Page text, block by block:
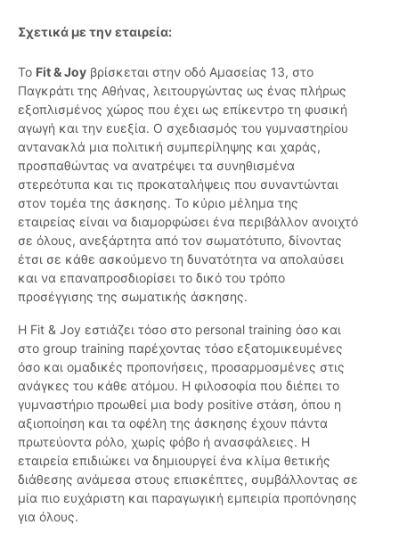
Σχετικά με την εταιρεία:
Το Fit & Joy βρίσκεται στην οδό Αμασείας 13, στο
Παγκράτι της Αθήνας, λειτουργώντας ως ένας πλήρως
εξοπλισμένος χώρος που έχει ως επίκεντρο τη φυσική
αγωγή και την ευεξία. Ο σχεδιασμός του γυμναστηρίου
αντανακλά μια πολιτική συμπερίληψης και χαράς,
προσπαθώντας να ανατρέψει τα συνηθισμένα
στερεότυπα και τις προκαταλήψεις που συναντώνται
στον τομέα της άσκησης. Το κύριο μέλημα της
εταιρείας είναι να διαμορφώσει ένα περιβάλλον ανοιχτό
σε όλους, ανεξάρτητα από τον σωματότυπο, δίνοντας
έτσι σε κάθε ασκούμενο τη δυνατότητα να απολαύσει
και να επαναπροσδιορίσει το δικό του τρόπο
προσέγγισης της σωματικής άσκησης.
Η Fit & Joy εστιάζει τόσο στο personal training όσο και
στο group training παρέχοντας τόσο εξατομικευμένες
όσο και ομαδικές προπονήσεις, προσαρμοσμένες στις
ανάγκες του κάθε ατόμου. Η φιλοσοφία που διέπει το
γυμναστήριο προωθεί μια body positive στάση, όπου η
αξιοποίηση και τα οφέλη της άσκησης έχουν πάντα
πρωτεύοντα ρόλο, χωρίς φόβο ή ανασφάλειες. Η
εταιρεία επιδιώκει να δημιουργεί ένα κλίμα θετικής
διάθεσης ανάμεσα στους επισκέπτες, συμβάλλοντας σε
μία πιο ευχάριστη και παραγωγική εμπειρία προπόνησης
για όλους.